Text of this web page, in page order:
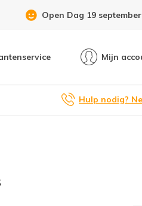
Showroom 6 dagen per
Mijn
Hulp nodig?